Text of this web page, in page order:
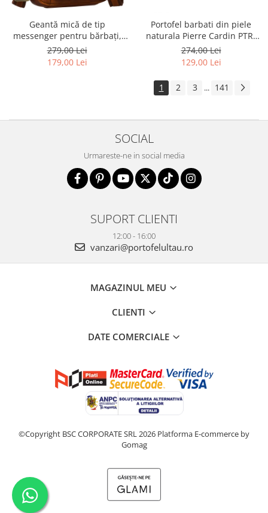
Geantă mică de tip
messenger pentru bărbați,
geantă de umăr, geantă de
oraș maro din piele naturală -
Peterson
279,00 Lei
179,00 Lei
Portofel barbati din piele
naturala Pierre Cardin PTR-
8806 TILAK51
274,00 Lei
129,00 Lei
1 2 3 ... 141
SOCIAL
Urmareste-ne in social media
SUPORT CLIENTI
12:00 - 16:00
vanzari@portofelultau.ro
MAGAZINUL MEU
CLIENTI
DATE COMERCIALE
©Copyright BSC CORPORATE SRL 2026 Platforma E-commerce by
Gomag